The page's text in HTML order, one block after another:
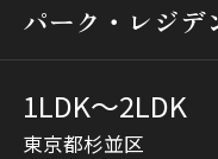
人気のカテゴリか
パーク・レジデ
1LDK〜2LDK
東京都杉並区